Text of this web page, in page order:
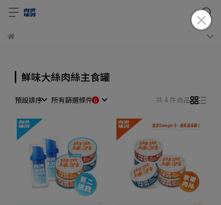
鮮味大絲肉絲主食罐
預設排序 所有篩選條件 共 4 件商品